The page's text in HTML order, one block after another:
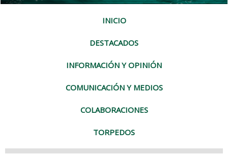
INICIO
DESTACADOS
INFORMACIÓN Y OPINIÓN
COMUNICACIÓN Y MEDIOS
COLABORACIONES
TORPEDOS